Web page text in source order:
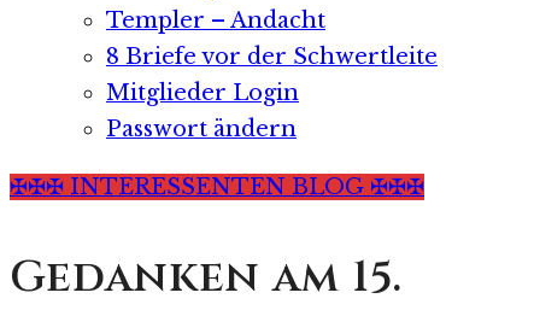
Templer – Andacht
8 Briefe vor der Schwertleite
Mitglieder Login
Passwort ändern
✠✠✠ INTERESSENTEN BLOG ✠✠✠
Gedanken am 15.